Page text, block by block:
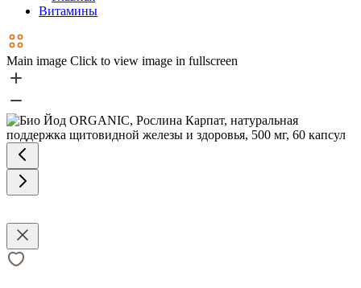
Витамины
Main image Click to view image in fullscreen